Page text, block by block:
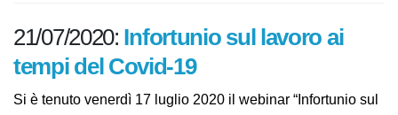
CoV-2
Un aggiornamento del WHO.